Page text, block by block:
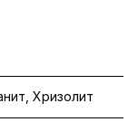
Хризолит